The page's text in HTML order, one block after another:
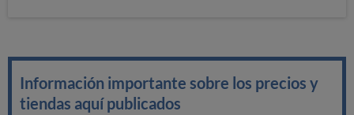
Información importante sobre los precios y
tiendas aquí publicados